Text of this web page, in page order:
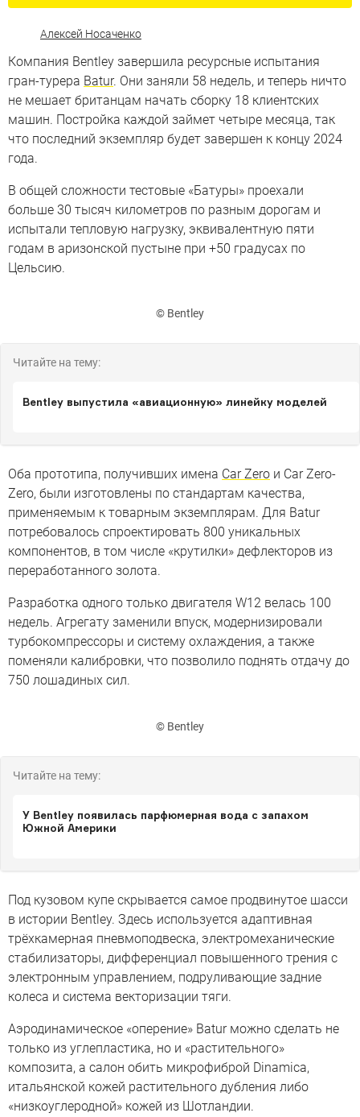
Алексей Носаченко
Компания Bentley завершила ресурсные испытания
гран-турера Batur. Они заняли 58 недель, и теперь ничто
не мешает британцам начать сборку 18 клиентских
машин. Постройка каждой займет четыре месяца, так
что последний экземпляр будет завершен к концу 2024
года.
В общей сложности тестовые «Батуры» проехали
больше 30 тысяч километров по разным дорогам и
испытали тепловую нагрузку, эквивалентную пяти
годам в аризонской пустыне при +50 градусах по
Цельсию.
© Bentley
Читайте на тему:
Bentley выпустила «авиационную» линейку моделей
Оба прототипа, получивших имена Car Zero и Car Zero-
Zerо, были изготовлены по стандартам качества,
применяемым к товарным экземплярам. Для Batur
потребовалось спроектировать 800 уникальных
компонентов, в том числе «крутилки» дефлекторов из
переработанного золота.
Разработка одного только двигателя W12 велась 100
недель. Агрегату заменили впуск, модернизировали
турбокомпрессоры и систему охлаждения, а также
поменяли калибровки, что позволило поднять отдачу до
750 лошадиных сил.
© Bentley
Читайте на тему:
У Bentley появилась парфюмерная вода с запахом
Южной Америки
Под кузовом купе скрывается самое продвинутое шасси
в истории Bentley. Здесь используется адаптивная
трёхкамерная пневмоподвеска, электромеханические
стабилизаторы, дифференциал повышенного трения с
электронным управлением, подруливающие задние
колеса и система векторизации тяги.
Аэродинамическое «оперение» Batur можно сделать не
только из углепластика, но и «растительного»
композита, а салон обить микрофиброй Dinamica,
итальянской кожей растительного дубления либо
«низкоуглеродной» кожей из Шотландии.